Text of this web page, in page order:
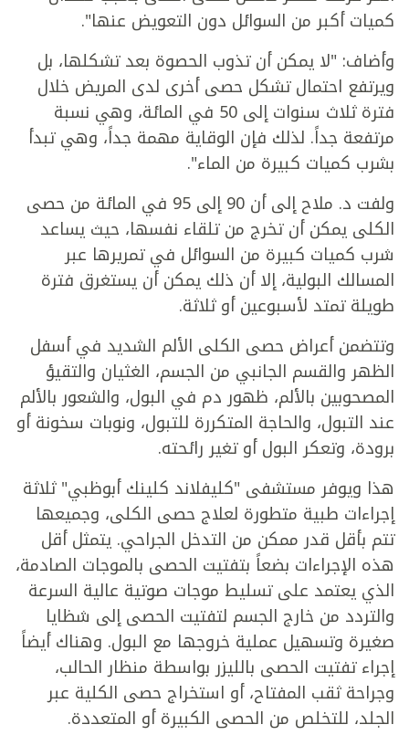
كميات أكبر من السوائل دون التعويض عنها".
وأضاف: "لا يمكن أن تذوب الحصوة بعد تشكلها، بل
ويرتفع احتمال تشكل حصى أخرى لدى المريض خلال
فترة ثلاث سنوات إلى 50 في المائة، وهي نسبة
مرتفعة جداً. لذلك فإن الوقاية مهمة جداً، وهي تبدأ
بشرب كميات كبيرة من الماء".
ولفت د. ملاح إلى أن 90 إلى 95 في المائة من حصى
الكلى يمكن أن تخرج من تلقاء نفسها، حيث يساعد
شرب كميات كبيرة من السوائل في تمريرها عبر
المسالك البولية، إلا أن ذلك يمكن أن يستغرق فترة
طويلة تمتد لأسبوعين أو ثلاثة.
وتتضمن أعراض حصى الكلى الألم الشديد في أسفل
الظهر والقسم الجانبي من الجسم، الغثيان والتقيؤ
المصحوبين بالألم، ظهور دم في البول، والشعور بالألم
عند التبول، والحاجة المتكررة للتبول، ونوبات سخونة أو
برودة، وتعكر البول أو تغير رائحته.
هذا ويوفر مستشفى "كليفلاند كلينك أبوظبي" ثلاثة
إجراءات طبية متطورة لعلاج حصى الكلى، وجميعها
تتم بأقل قدر ممكن من التدخل الجراحي. يتمثل أقل
هذه الإجراءات بضعاً بتفتيت الحصى بالموجات الصادمة،
الذي يعتمد على تسليط موجات صوتية عالية السرعة
والتردد من خارج الجسم لتفتيت الحصى إلى شظايا
صغيرة وتسهيل عملية خروجها مع البول. وهناك أيضاً
إجراء تفتيت الحصى بالليزر بواسطة منظار الحالب،
وجراحة ثقب المفتاح، أو استخراج حصى الكلية عبر
الجلد، للتخلص من الحصى الكبيرة أو المتعددة.